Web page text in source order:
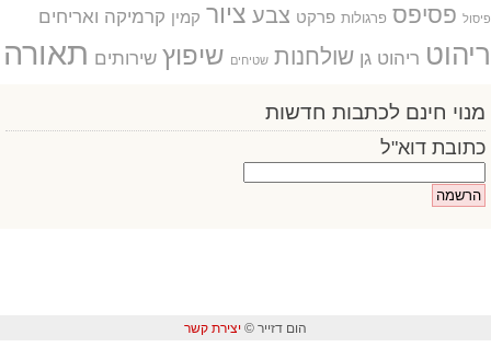
פיסול פסיפס פרגולות פרקט צבע ציור קמין קרמיקה ואריחים
ריהוט ריהוט גן שולחנות שטיחים שיפוץ שירותים תאורה
מנוי חינם לכתבות חדשות
כתובת דוא"ל
הום דזייר © יצירת קשר